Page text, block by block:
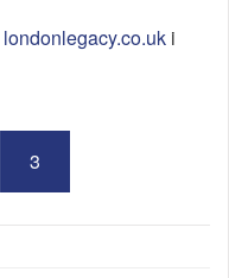
londonlegacy.co.uk i
3